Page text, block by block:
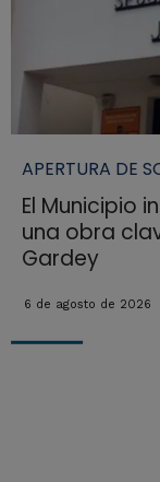
APERTURA DE
El Municipio
una obra
Gardey
6 de agosto de 2026